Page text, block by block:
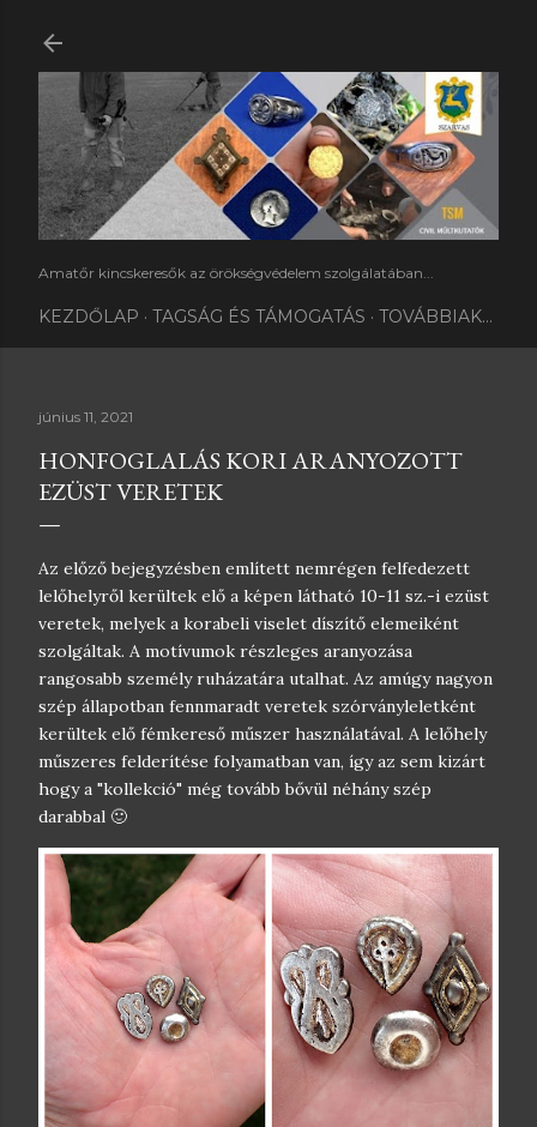
Amatőr kincskeresők az örökségvédelem szolgálatában...
KEZDŐLAP TAGSÁG ÉS TÁMOGATÁS TOVÁBBIAK…
június 11, 2021
HONFOGLALÁS KORI ARANYOZOTT
EZÜST VERETEK
Az előző bejegyzésben említett nemrégen felfedezett
lelőhelyről kerültek elő a képen látható 10-11 sz.-i ezüst
veretek, melyek a korabeli viselet díszítő elemeiként
szolgáltak. A motívumok részleges aranyozása
rangosabb személy ruházatára utalhat. Az amúgy nagyon
szép állapotban fennmaradt veretek szórványleletként
kerültek elő fémkereső műszer használatával. A lelőhely
műszeres felderítése folyamatban van, így az sem kizárt
hogy a "kollekció" még tovább bővül néhány szép
darabbal 🙂